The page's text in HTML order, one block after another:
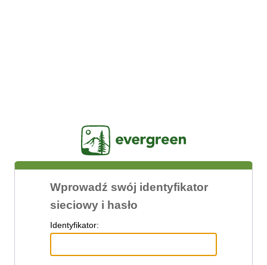
Wprowadź swój identyfikator
sieciowy i hasło
Identyfikator: